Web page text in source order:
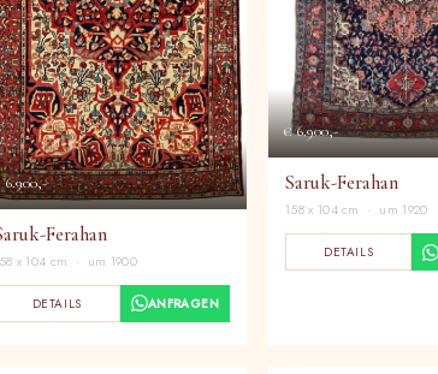
Ferahan
x 104 cm · um 1900
DETAILS ANFRAGEN
€ 6.900,-
Saruk-Ferahan
158 x 104 cm · um 1920
DETAILS